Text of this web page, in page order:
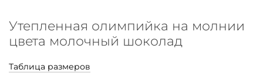
Утепленная олимпийка на молнии
цвета молочный шоколад
Таблица размеров